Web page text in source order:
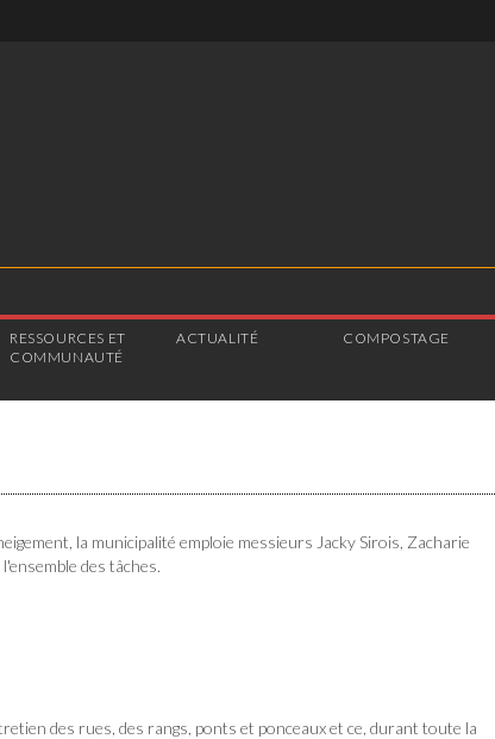
RESSOURCES ET
COMMUNAUTÉ
ACTUALITÉ COMPOSTAGE
la municipalité emploie messieurs Jacky Sirois, Zacharie
des tâches.
des rues, des rangs, ponts et ponceaux et ce, durant toute la